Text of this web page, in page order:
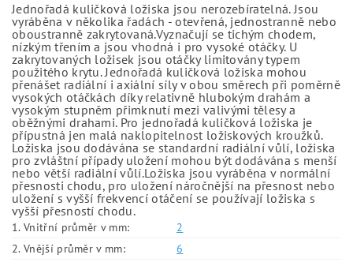
Jednořadá kuličková ložiska jsou nerozebíratelná. Jsou
vyráběna v několika řadách - otevřená, jednostranně nebo
oboustranně zakrytovaná.Vyznačují se tichým chodem,
nízkým třením a jsou vhodná i pro vysoké otáčky. U
zakrytovaných ložisek jsou otáčky limitovány typem
použitého krytu. Jednořadá kuličková ložiska mohou
přenášet radiální i axiální síly v obou směrech při poměrně
vysokých otáčkách díky relativně hlubokým drahám a
vysokým stupněm přimknutí mezi valivými tělesy a
oběžnými drahami. Pro jednořadá kuličková ložiska je
přípustná jen malá naklopitelnost ložiskových kroužků.
Ložiska jsou dodávána se standardní radiální vůlí, ložiska
pro zvláštní případy uložení mohou být dodávána s menší
nebo větší radiální vůlí.Ložiska jsou vyráběna v normální
přesnosti chodu, pro uložení náročnější na přesnost nebo
uložení s vyšší frekvencí otáčení se používají ložiska s
vyšší přesností chodu.
1. Vnitřní průměr v mm:
2
2. Vnější průměr v mm:
6